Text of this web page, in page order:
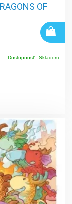
OF
Dostupnosť: Skladom